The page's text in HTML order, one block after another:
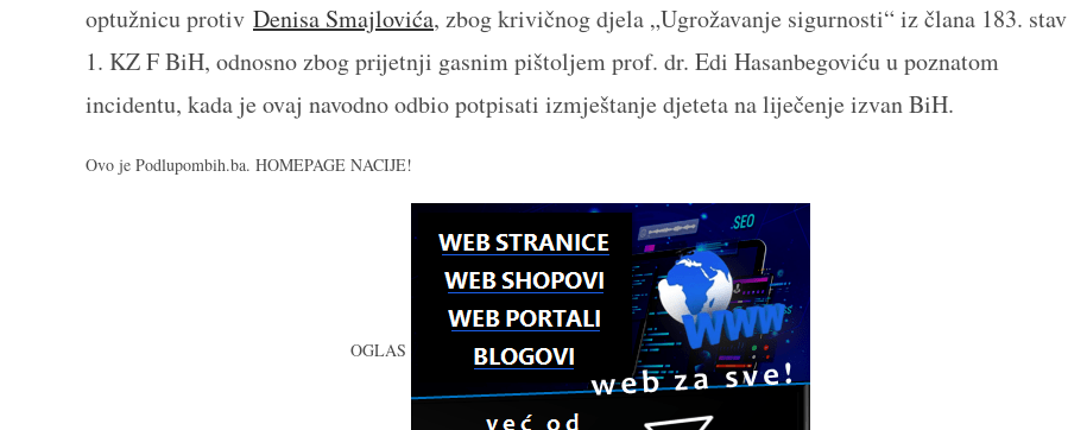
optužnicu protiv Denisa Smajlovića, zbog krivičnog djela „Ugrožavanje sigurnosti“ iz člana 183. stav
1. KZ F BiH, odnosno zbog prijetnji gasnim pištoljem prof. dr. Edi Hasanbegoviću u poznatom
incidentu, kada je ovaj navodno odbio potpisati izmještanje djeteta na liječenje izvan BiH.
Ovo je Podlupombih.ba. HOMEPAGE NACIJE!
OGLAS